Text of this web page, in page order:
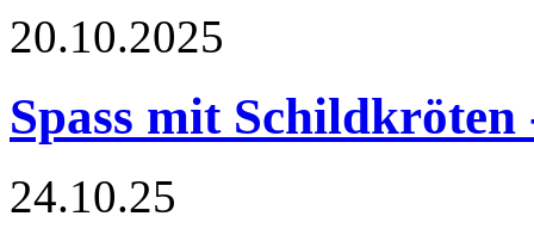
20.10.2025
Spass mit
24.10.25